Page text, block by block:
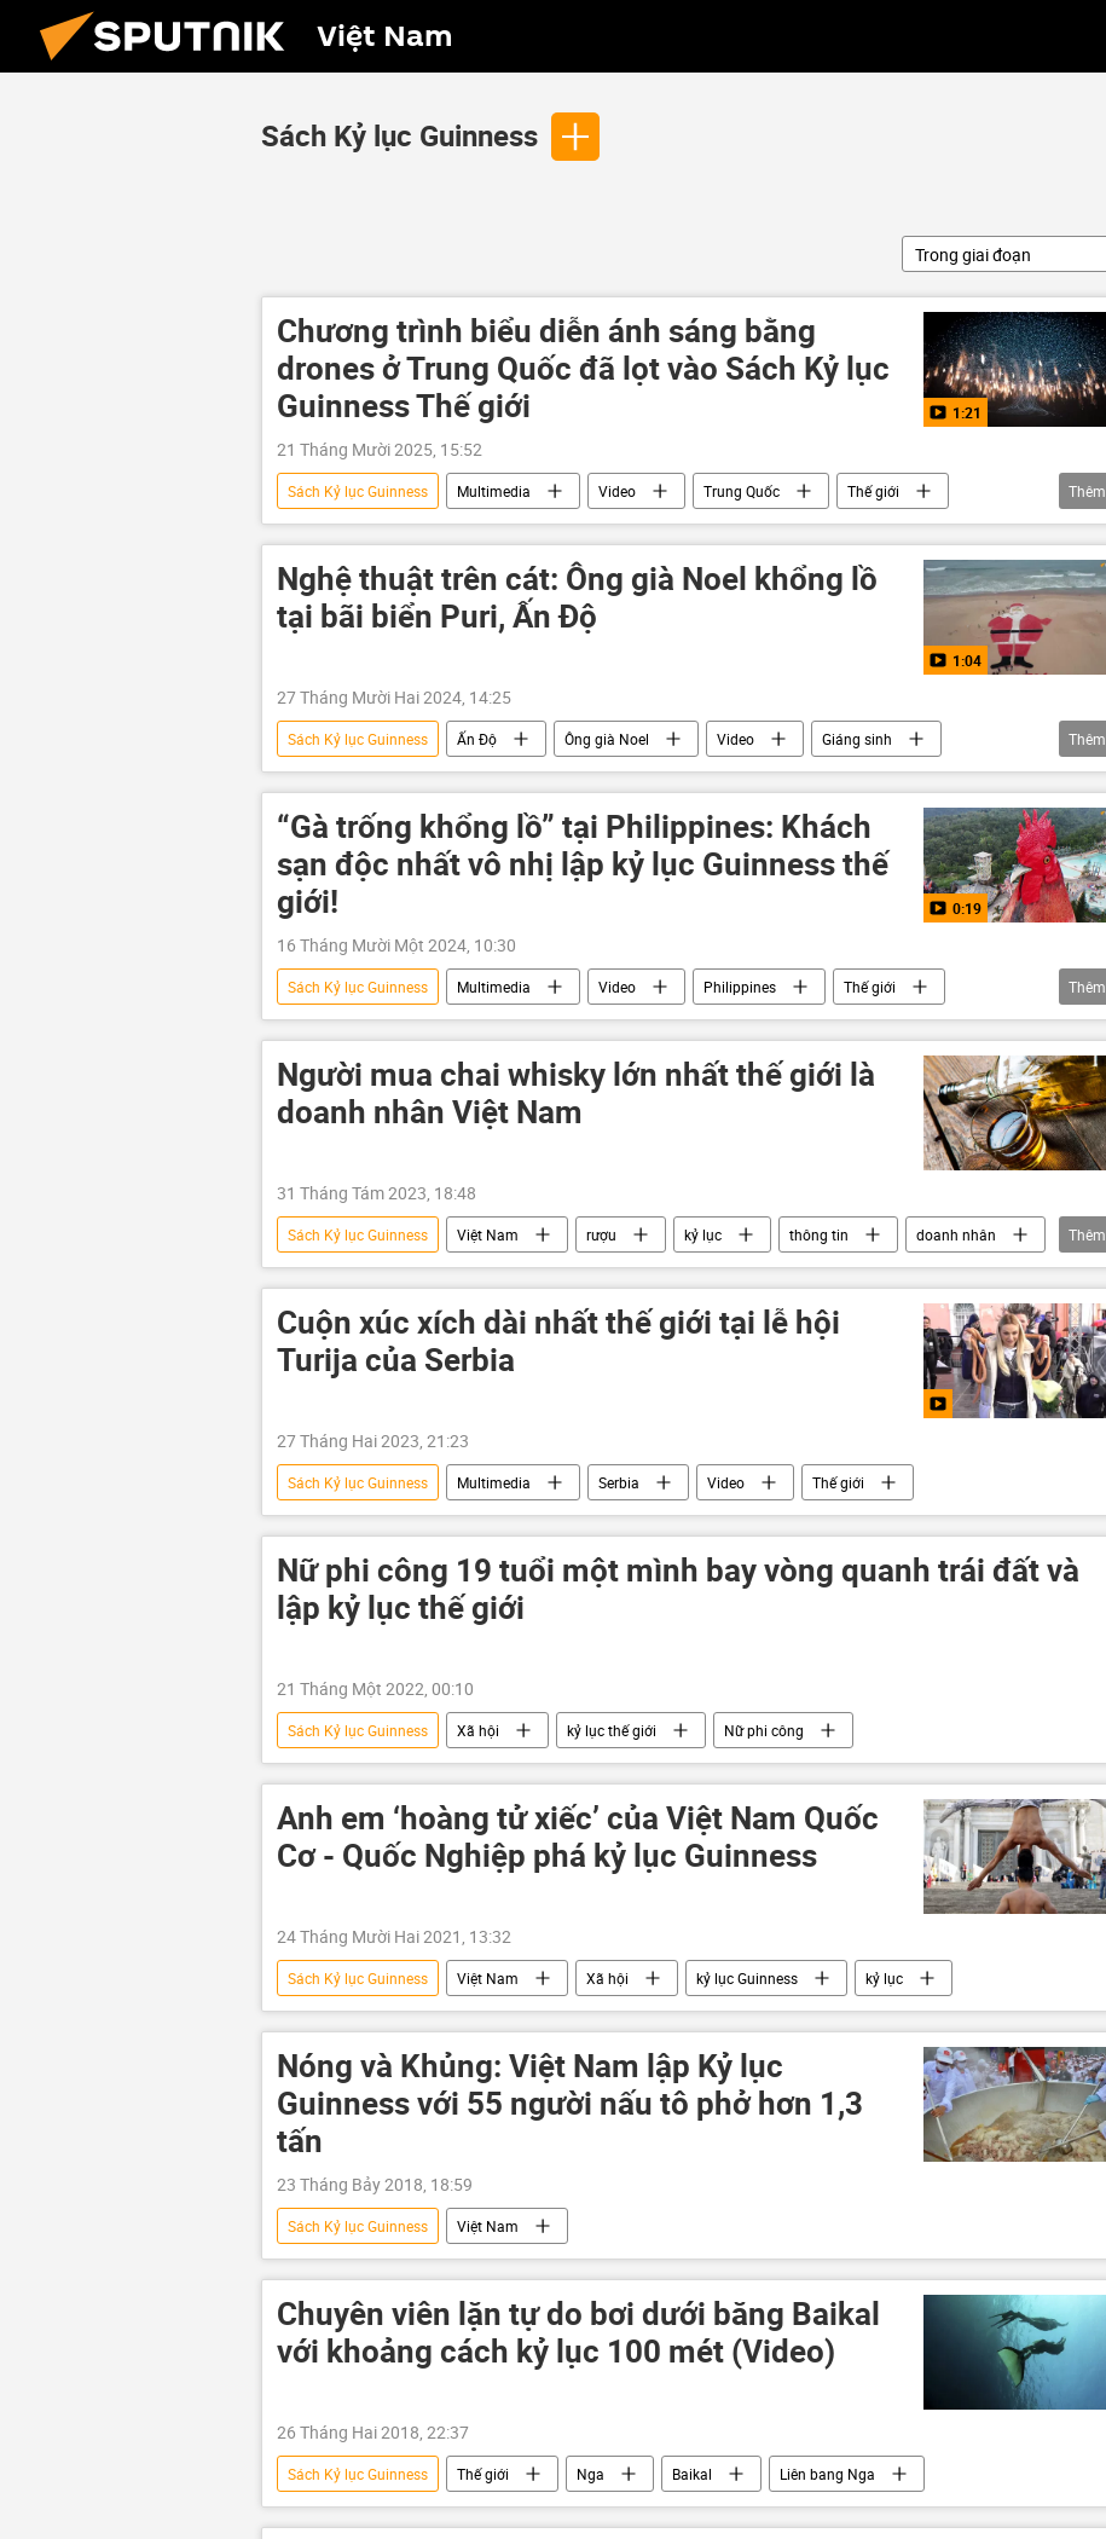
Việt Nam
Sách Kỷ lục Guinness
Trong giai đoạn
Chương trình biểu diễn ánh sáng bằng
drones ở Trung Quốc đã lọt vào Sách Kỷ lục
Guinness Thế giới
1:21
21 Tháng Mười 2025, 15:52
Sách Kỷ lục Guinness Multimedia Video Trung Quốc
Thế giới
kỷ lục Guinness
Thêm
Nghệ thuật trên cát: Ông già Noel khổng lồ
tại bãi biển Puri, Ấn Độ
1:04
27 Tháng Mười Hai 2024, 14:25
Sách Kỷ lục Guinness Ấn Độ Ông già Noel Video
Giáng sinh
kỷ lục Guinness
Multimedia
Thêm
“Gà trống khổng lồ” tại Philippines: Khách
sạn độc nhất vô nhị lập kỷ lục Guinness thế
giới!
0:19
16 Tháng Mười Một 2024, 10:30
Sách Kỷ lục Guinness Multimedia Video Philippines
Thế giới
Guinness
khách sạn Du lịch
Thêm
Người mua chai whisky lớn nhất thế giới là
doanh nhân Việt Nam
31 Tháng Tám 2023, 18:48
Sách Kỷ lục Guinness Việt Nam rượu kỷ lục thông tin
doanh nhân
Xã hội
Thêm
Cuộn xúc xích dài nhất thế giới tại lễ hội
Turija của Serbia
27 Tháng Hai 2023, 21:23
Sách Kỷ lục Guinness Multimedia Serbia Video Thế giới
Nữ phi công 19 tuổi một mình bay vòng quanh trái đất và
lập kỷ lục thế giới
21 Tháng Một 2022, 00:10
Sách Kỷ lục Guinness Xã hội kỷ lục thế giới Nữ phi công
Anh em ‘hoàng tử xiếc’ của Việt Nam Quốc
Cơ - Quốc Nghiệp phá kỷ lục Guinness
24 Tháng Mười Hai 2021, 13:32
Sách Kỷ lục Guinness Việt Nam Xã hội kỷ lục Guinness kỷ lục
Nóng và Khủng: Việt Nam lập Kỷ lục
Guinness với 55 người nấu tô phở hơn 1,3
tấn
23 Tháng Bảy 2018, 18:59
Sách Kỷ lục Guinness Việt Nam
Chuyên viên lặn tự do bơi dưới băng Baikal
với khoảng cách kỷ lục 100 mét (Video)
26 Tháng Hai 2018, 22:37
Sách Kỷ lục Guinness Thế giới Nga Baikal Liên bang Nga